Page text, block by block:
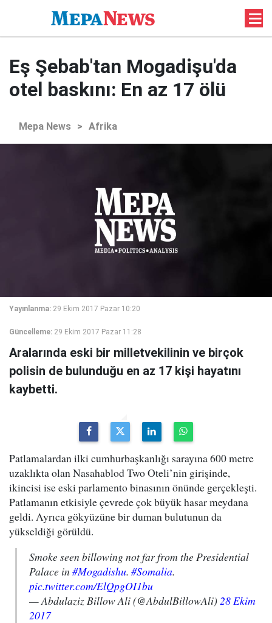
Eş Şebab'tan Mogadişu'da
otel baskını: En az 17 ölü
Mepa News > Afrika
Yayınlanma: 29 Ekim 2017 Pazar 10:20
Güncelleme: 29 Ekim 2017 Pazar 11:28
Aralarında eski bir milletvekilinin ve birçok
polisin de bulunduğu en az 17 kişi hayatını
kaybetti.
Patlamalardan ilki cumhurbaşkanlığı sarayına 600 metre
uzaklıkta olan Nasahablod Two Oteli’nin girişinde,
ikincisi ise eski parlamento binasının önünde gerçekleşti.
Patlamanın etkisiyle çevrede çok büyük hasar meydana
geldi. Ayrıca gökyüzüne bir duman bulutunun da
yükseldiği görüldü.
Smoke seen billowing not far from the Presidential
Palace in #Mogadishu. #Somalia.
pic.twitter.com/ElQpgOI1bu
— Abdulaziz Billow Ali (@AbdulBillowAli) 28 Ekim
2017